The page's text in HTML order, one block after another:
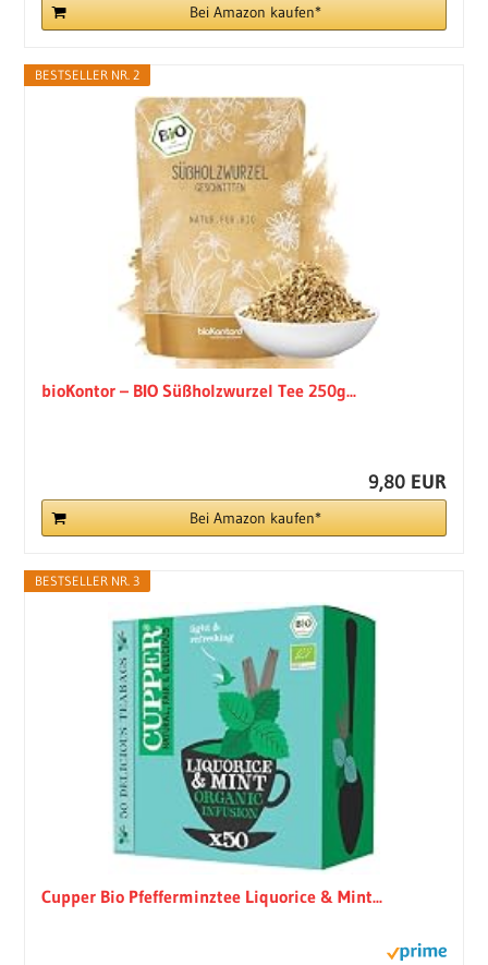
Bei Amazon kaufen*
BESTSELLER NR. 2
bioKontor – BIO Süßholzwurzel Tee 250g...
9,80 EUR
Bei Amazon kaufen*
BESTSELLER NR. 3
Cupper Bio Pfefferminztee Liquorice & Mint...